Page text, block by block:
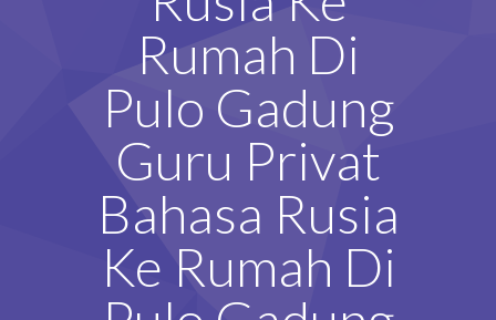
Rumah Di
Pulo Gadung
Guru Privat
Bahasa Rusia
Ke Rumah Di